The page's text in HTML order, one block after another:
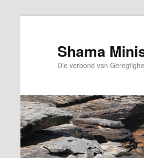
Shama
Die verbond van